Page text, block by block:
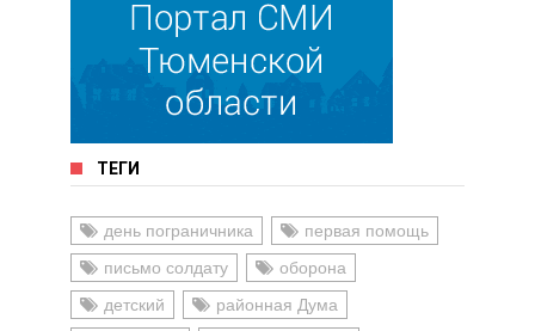
ТЕГИ
день пограничника
первая помощь
письмо солдату
оборона
детский
районная Дума